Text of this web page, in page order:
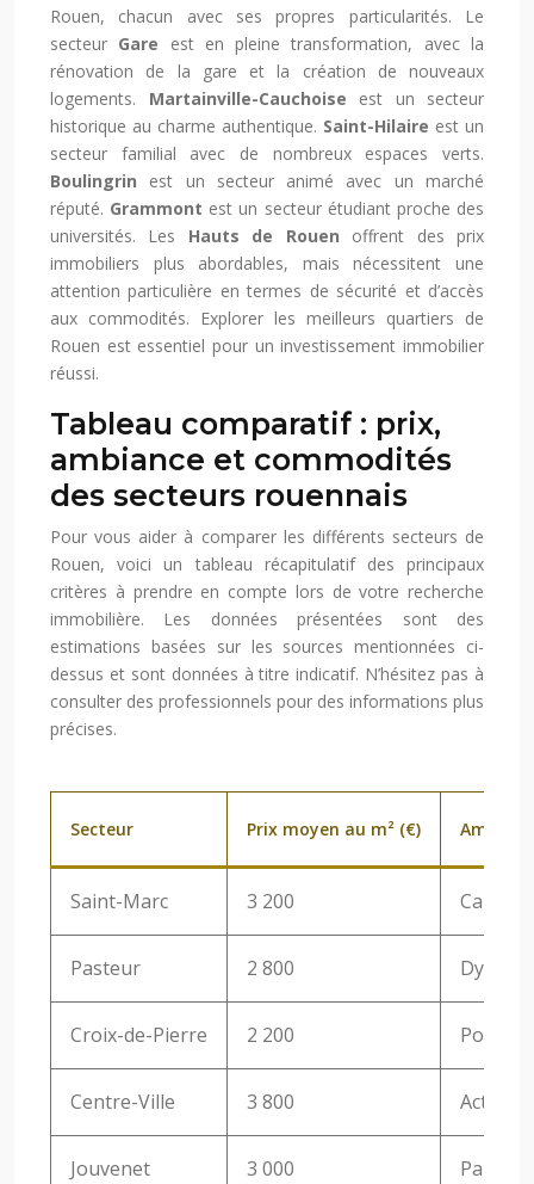
Rouen, chacun avec ses propres particularités. Le
secteur Gare est en pleine transformation, avec la
rénovation de la gare et la création de nouveaux
logements. Martainville-Cauchoise est un secteur
historique au charme authentique. Saint-Hilaire est un
secteur familial avec de nombreux espaces verts.
Boulingrin est un secteur animé avec un marché
réputé. Grammont est un secteur étudiant proche des
universités. Les Hauts de Rouen offrent des prix
immobiliers plus abordables, mais nécessitent une
attention particulière en termes de sécurité et d’accès
aux commodités. Explorer les meilleurs quartiers de
Rouen est essentiel pour un investissement immobilier
réussi.
Tableau comparatif : prix,
ambiance et commodités
des secteurs rouennais
Pour vous aider à comparer les différents secteurs de
Rouen, voici un tableau récapitulatif des principaux
critères à prendre en compte lors de votre recherche
immobilière. Les données présentées sont des
estimations basées sur les sources mentionnées ci-
dessus et sont données à titre indicatif. N’hésitez pas à
consulter des professionnels pour des informations plus
précises.
Secteur Prix moyen au m² (€)
Saint-Marc 3 200 Calme,
Pasteur 2 800
Croix-de-Pierre 2 200
Centre-Ville 3 800 Actif,
Jouvenet 3 000